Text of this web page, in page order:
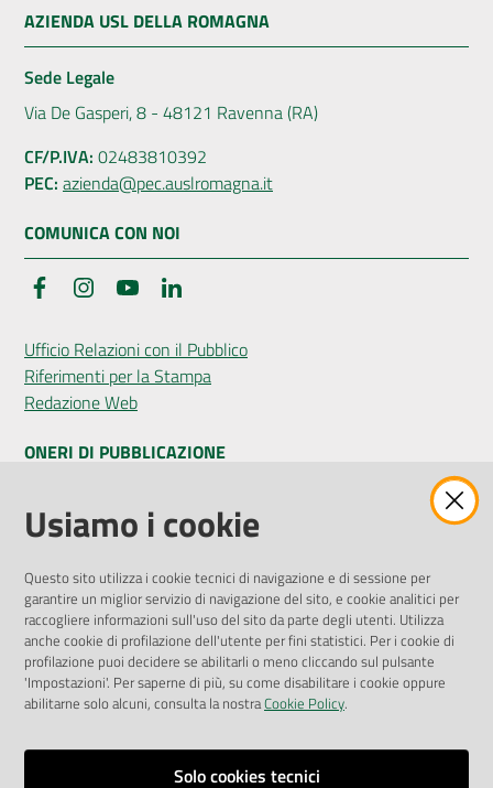
AZIENDA USL DELLA ROMAGNA
Sede Legale
Via De Gasperi, 8 - 48121 Ravenna (RA)
CF/P.IVA: 02483810392
PEC: azienda@pec.auslromagna.it
COMUNICA CON NOI
FacebookInstagramYouTube
Ufficio Relazioni con il Pubblico
Riferimenti per la Stampa
Redazione Web
ONERI DI PUBBLICAZIONE
Amministrazione Trasparente
Pubblicità legale
Privacy Policy
Attuazione Misure PNRR
Liste di Attesa
ENTI, IMPRESE E PARTNER
Fatturazione Elettronica
Usiamo i cookie
Questo sito utilizza i cookie tecnici di navigazione e di sessione per
garantire un miglior servizio di navigazione del sito, e cookie analitici per
raccogliere informazioni sull'uso del sito da parte degli utenti. Utilizza
anche cookie di profilazione dell'utente per fini statistici. Per i cookie di
profilazione puoi decidere se abilitarli o meno cliccando sul pulsante
'Impostazioni'. Per saperne di più, su come disabilitare i cookie oppure
abilitarne solo alcuni, consulta la nostraCookie Policy.
Solo cookies tecnici